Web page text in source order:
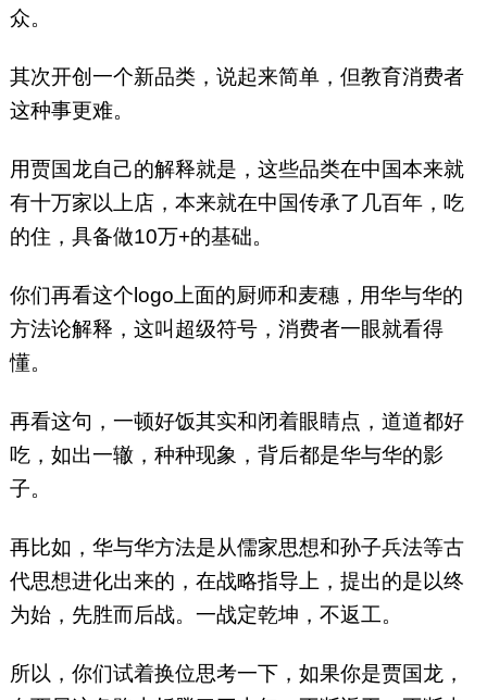
众。
其次开创一个新品类，说起来简单，但教育消费者
这种事更难。
用贾国龙自己的解释就是，这些品类在中国本来就
有十万家以上店，本来就在中国传承了几百年，吃
的住，具备做10万+的基础。
你们再看这个logo上面的厨师和麦穗，用华与华的
方法论解释，这叫超级符号，消费者一眼就看得
懂。
再看这句，一顿好饭其实和闭着眼睛点，道道都好
吃，如出一辙，种种现象，背后都是华与华的影
子。
再比如，华与华方法是从儒家思想和孙子兵法等古
代思想进化出来的，在战略指导上，提出的是以终
为始，先胜而后战。一战定乾坤，不返工。
所以，你们试着换位思考一下，如果你是贾国龙，